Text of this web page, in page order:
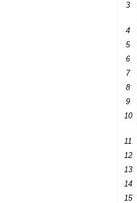
3
4
5
6
7
8
9
10
11
12
13
14
15